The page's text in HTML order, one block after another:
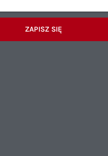
ZAPISZ SIĘ